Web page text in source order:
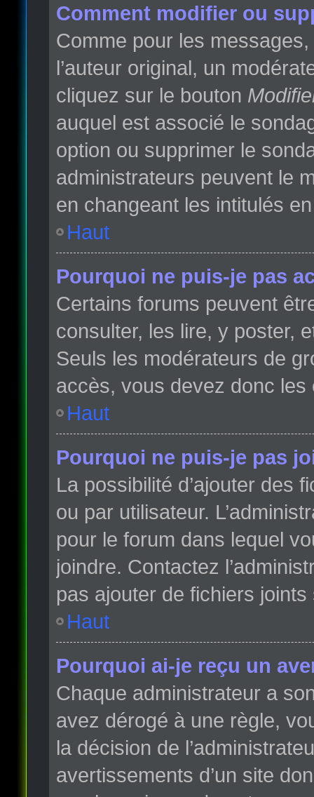
Comment modifier ou
Comme pour les
l’auteur original, un
cliquez sur le bouton
auquel est associé le
option ou supprimer le
administrateurs peuvent le
en changeant les intitulés
Haut
Pourquoi ne puis-je pas
Certains forums peuvent
consulter, les lire, y poster,
Seuls les modérateurs de
accès, vous devez donc les
Haut
Pourquoi ne puis-je pas
La possibilité d’ajouter des
ou par utilisateur.
pour le forum dans lequel
joindre. Contactez
pas ajouter de fichiers
Haut
Pourquoi ai-je reçu un
Chaque administrateur a
avez dérogé à une règle,
la décision de
avertissements d’un site